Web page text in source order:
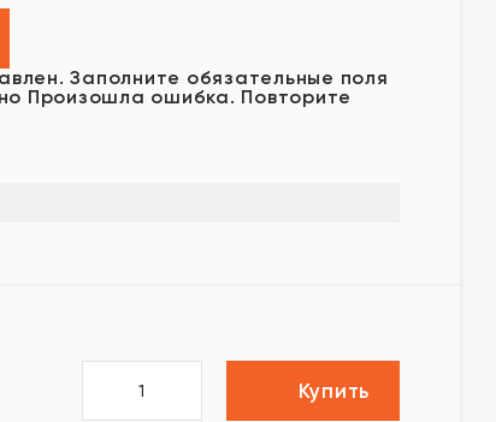
Заполните обязательные поля
Произошла ошибка. Повторите
Купить